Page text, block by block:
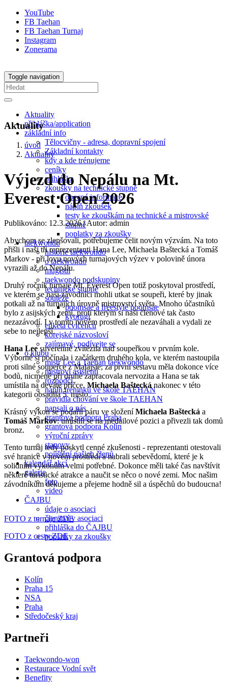
YouTube
FB Taehan
FB Taehan Turnaj
Instagram
Zonerama
Toggle navigation
Aktuality
přihláška/application
základní info
Tělocvičny - adresa, dopravní spojení
Základní kontakty
kdy a kde trénujeme
ceníky
přihláška
zkoušky na technické stupně
obecné informace
náplň zkoušek
testy ke zkouškám na technické a mistrovské
stupně
poplatky za zkoušky
taekwondo
historie taekwondo
o taekwondo
mugisul
taekwondo podskupiny
technické stupně
soutěže
poomsae a freestyle poomsae
kyorugi
etiketa cvičenců
korejské názvosloví
zajímavé, podívejte se
o klubu
mistr Lee a Taehan taekwondo
mistrovi asistenti
rozhodčí
náplň tréninků ve škole TAEHAN
pravidla chování ve škole TAEHAN
napsali o nás
grantová podpora Praha
grantová podpora Kolín
výroční zprávy
stanovy
pojištění našich členů
kalendář akcí
galerie
foto
video
ČAJBU
údaje o asociaci
členství v asociaci
přihláška do ČAJBU
poplatky za zkoušky
Aktuality
úvod
Aktuality
Výjezd do Nepálu na Mt.
Everest Open 2026
Publikováno: 12.3.2026| Autor: admin
Abychom se zlepšovali, potřebujeme čelit novým výzvám. Na toto
přišli i naši tři reprezentanti Hana Lee, Michaela Baštecká a Tomáš
Markov - při lovu nových turnajových výzev v polovině února
vyrazili až do Nepálu.
Druhý ročník turnaje Mt. Everest Open totiž poskytoval prostředí,
ve kterém se naši závodníci mohli utkat se soupeři, které by jinak
potkali až na turnajích úrovně mistrovství světa. Mnoho účastníků
bylo z asijských zemí, proti kterým si naši členové tak často
nezazávodí. I v tomto novém prostředí ale nezaváhali a vydali ze
sebe to nejlepší.
Hana Leesuverénně zvítězila nad soupeřkou v prvním kole.
Výborně si počínala i začátkem druhého kola, ve kterém nastoupila
proti silné soupeřce z Malajsie; za první sestavu měla dokonce více
bodů, nicméně při druhé zapracovala nervozita a Hana se tak
umístila na deváté příčce. Michaela Bašteckánakonec v této
kategorii obsadila 5. místo.
Krásný výkon se podařil páru ve složeníMichaela Baštecká a
Tomáš Markov: umístili se na medailové pozici a přivezli tak domů
bronz.
Tento turnaj tedy poskytl cenné zkušenosti - reprezentanti otestovali
své hranice v novém prostředí a nabrali sebevědomí, které je k
solidním výkonům velmi potřebné. Dokonce měli také čas navštívit
některé turistické atrakce a naučit se něco o nové zemi. Moc našim
závodníkům děkujeme a přejeme hodně sil a úspěchů do budoucna!
FOTO z turnaje ZDE
FOTO z cesty ZDE
Grantová podpora
Kolín
Praha 15
NSA
Praha
Středočeský kraj
Partneři
Taekwondo-won
Restaurace Vodní svět
Benefity